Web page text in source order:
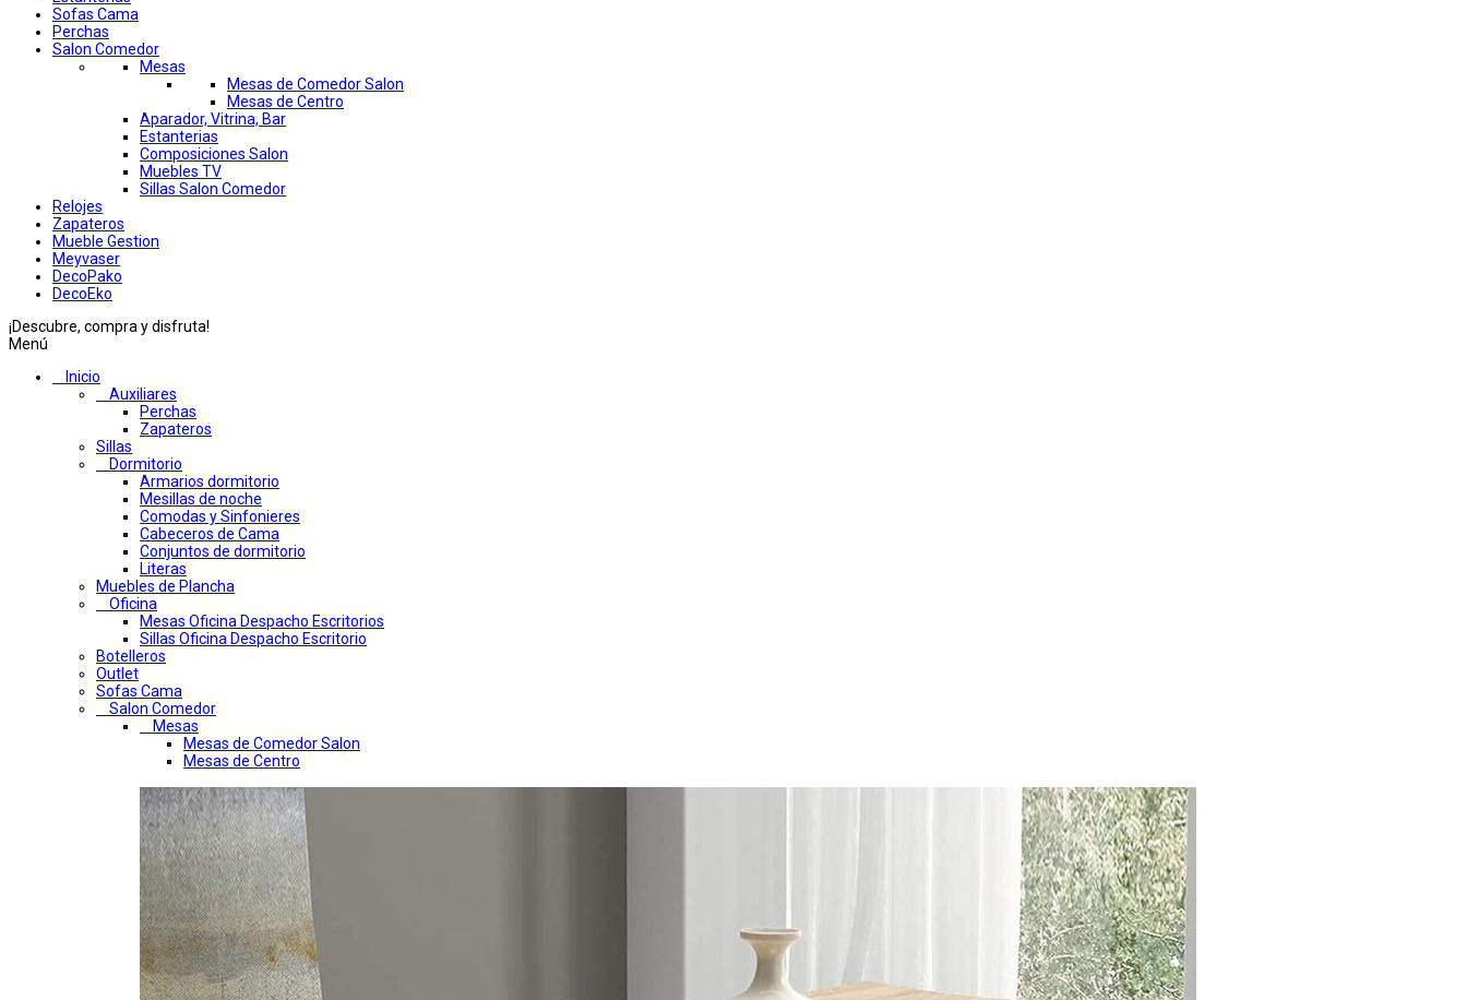
Sofas Cama
Perchas
Salon Comedor
Mesas
Mesas de Comedor Salon
Mesas de Centro
Aparador, Vitrina, Bar
Estanterias
Composiciones Salon
Muebles TV
Sillas Salon Comedor
Relojes
Zapateros
Mueble Gestion
Meyvaser
DecoPako
DecoEko
¡Descubre, compra y disfruta!
Menú
Inicio
Auxiliares
Perchas
Zapateros
Sillas
Dormitorio
Armarios dormitorio
Mesillas de noche
Comodas y Sinfonieres
Cabeceros de Cama
Conjuntos de dormitorio
Literas
Muebles de Plancha
Oficina
Mesas Oficina Despacho Escritorios
Sillas Oficina Despacho Escritorio
Botelleros
Outlet
Sofas Cama
Salon Comedor
Mesas
Mesas de Comedor Salon
Mesas de Centro